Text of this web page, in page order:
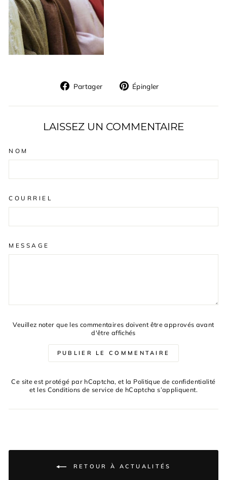
Partager
Partager
Facebook
Épingler
Pinterest
LAISSEZ UN COMMENTAIRE
NOM
COURRIEL
MESSAGE
Veuillez noter que les commentaires doivent être approvés avant
d'être affichés
PUBLIER LE COMMENTAIRE
Ce site est protégé par hCaptcha, et la Politique de confidentialité
et les Conditions de service de hCaptcha s’appliquent.
RETOUR À ACTUALITÉS